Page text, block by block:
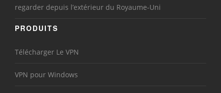
regarder depuis l’extérieur du Royaume-Uni
PRODUITS
Télécharger Le VPN
VPN pour Windows